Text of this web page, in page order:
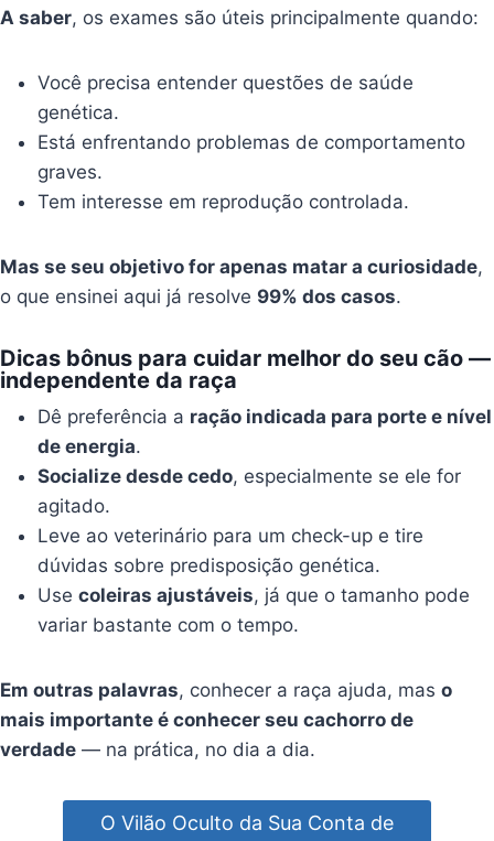
A saber, os exames são úteis principalmente quando:
Você precisa entender questões de saúde
genética.
Está enfrentando problemas de comportamento
graves.
Tem interesse em reprodução controlada.
Mas se seu objetivo for apenas matar a curiosidade,
o que ensinei aqui já resolve 99% dos casos.
Dicas bônus para cuidar melhor do seu cão —
independente da raça
Dê preferência a ração indicada para porte e nível
de energia.
Socialize desde cedo, especialmente se ele for
agitado.
Leve ao veterinário para um check-up e tire
dúvidas sobre predisposição genética.
Usecoleiras ajustáveis, já que o tamanho pode
variar bastante com o tempo.
Em outras palavras, conhecer a raça ajuda, maso
mais importante é conhecer seu cachorro de
verdade — na prática, no dia a dia.
O Vilão Oculto da Sua Conta de